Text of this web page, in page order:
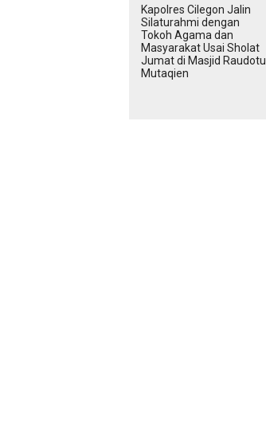
Kapolres Cilegon Jalin
Silaturahmi dengan
Tokoh Agama dan
Masyarakat Usai Sholat
Jumat di Masjid Raudotul
Mutaqien